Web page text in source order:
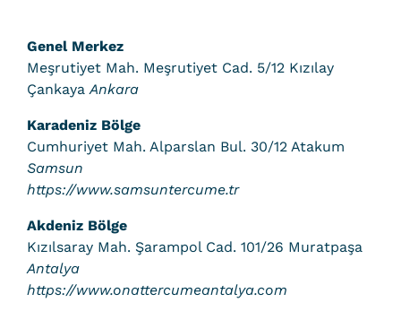
Genel Merkez
Meşrutiyet Mah. Meşrutiyet Cad. 5/12 Kızılay
Çankaya Ankara
Karadeniz Bölge
Cumhuriyet Mah. Alparslan Bul. 30/12 Atakum
Samsun
https://www.samsuntercume.tr
Akdeniz Bölge
Kızılsaray Mah. Şarampol Cad. 101/26 Muratpaşa
Antalya
https://www.onattercumeantalya.com